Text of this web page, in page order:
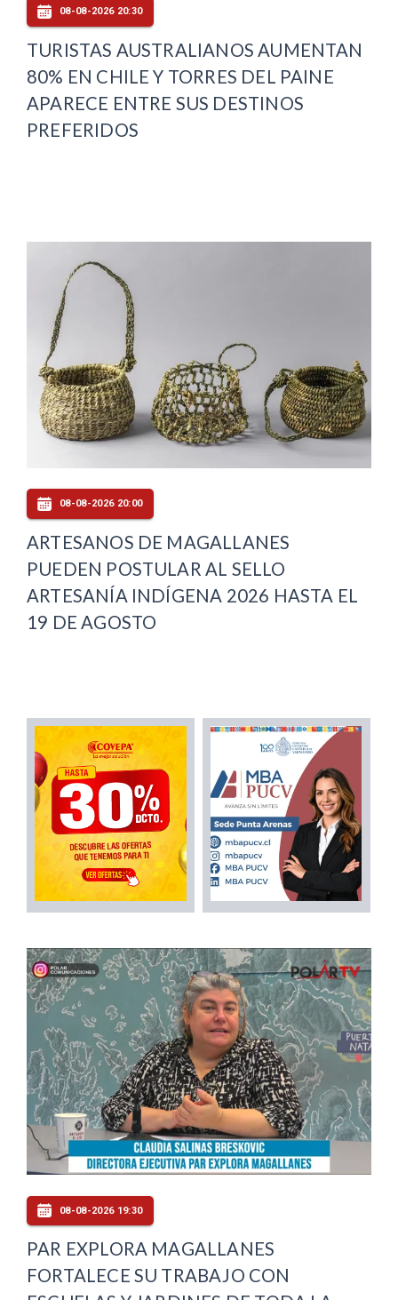
08-08-2026 20:30
TURISTAS AUSTRALIANOS AUMENTAN
80% EN CHILE Y TORRES DEL PAINE
APARECE ENTRE SUS DESTINOS
PREFERIDOS
08-08-2026 20:00
ARTESANOS DE MAGALLANES
PUEDEN POSTULAR AL SELLO
ARTESANÍA INDÍGENA 2026 HASTA EL
19 DE AGOSTO
08-08-2026 19:30
PAR EXPLORA MAGALLANES
FORTALECE SU TRABAJO CON